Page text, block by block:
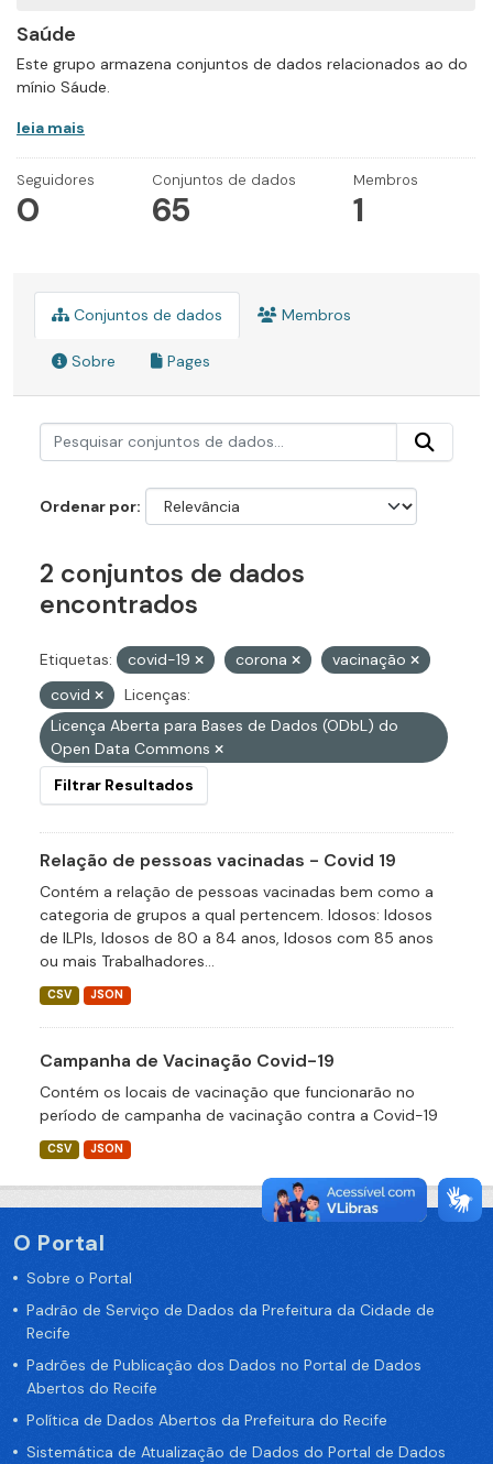
Saúde
Este grupo armazena conjuntos de dados relacionados ao do
mínio Sáude.
leia mais
Seguidores
0
Conjuntos de dados
65
Membros
1
Conjuntos de dados Membros
Sobre Pages
Ordenar por
2 conjuntos de dados
encontrados
Etiquetas: covid-19 corona
vacinação
covid
Licenças:
Licença Aberta para Bases de Dados (ODbL) do
Open Data Commons
Filtrar Resultados
Relação de pessoas vacinadas - Covid 19
Contém a relação de pessoas vacinadas bem como a
categoria de grupos a qual pertencem. Idosos: Idosos
de ILPIs, Idosos de 80 a 84 anos, Idosos com 85 anos
ou mais Trabalhadores...
CSV JSON
Campanha de Vacinação Covid-19
Contém os locais de vacinação que funcionarão no
período de campanha de vacinação contra a Covid-19
CSV JSON
O Portal
Sobre o Portal
Padrão de Serviço de Dados da Prefeitura da Cidade de
Recife
Padrões de Publicação dos Dados no Portal de Dados
Abertos do Recife
Política de Dados Abertos da Prefeitura do Recife
Sistemática de Atualização de Dados do Portal de Dados